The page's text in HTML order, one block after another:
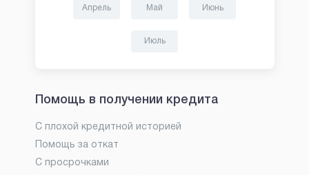
Апрель Май Июнь
Июль
Помощь в получении кредита
С плохой кредитной историей
Помощь за откат
С просрочками